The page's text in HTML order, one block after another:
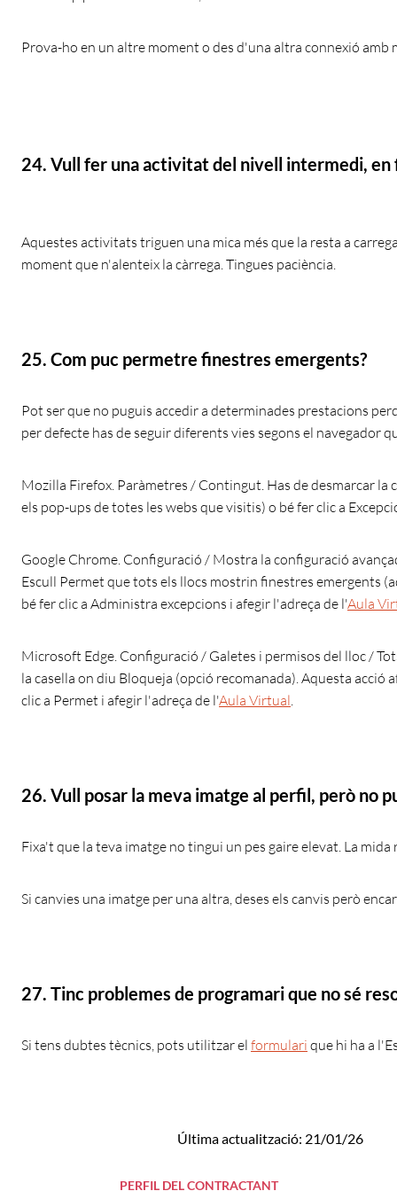
Prova-ho en un altre moment o des d'una altra connexió amb
24. Vull fer una activitat del nivell intermedi,
Aquestes activitats triguen una mica més que la resta a
moment que n'alenteix la càrrega. Tingues paciència.
25. Com puc permetre finestres emergents?
Pot ser que no puguis accedir a determinades prestacions
per defecte has de seguir diferents vies segons el navegador
Mozilla Firefox. Paràmetres / Contingut. Has de desmarcar
els pop-ups de totes les webs que visitis) o bé fer clic a
Google Chrome. Configuració / Mostra la configuració
Escull Permet que tots els llocs mostrin finestres emergents
bé fer clic a Administra excepcions i afegir l'adreça de l'Aula
Microsoft Edge. Configuració / Galetes i permisos del lloc /
la casella on diu Bloqueja (opció recomanada). Aquesta
clic a Permet i afegir l'adreça de l'Aula Virtual.
26. Vull posar la meva imatge al perfil, però no
Fixa't que la teva imatge no tingui un pes gaire elevat. La
Si canvies una imatge per una altra, deses els canvis però
27. Tinc problemes de programari que no sé
Si tens dubtes tècnics, pots utilitzar el formulari que hi ha a
Última actualització: 21/01/26
PERFIL DEL CONTRACTANT